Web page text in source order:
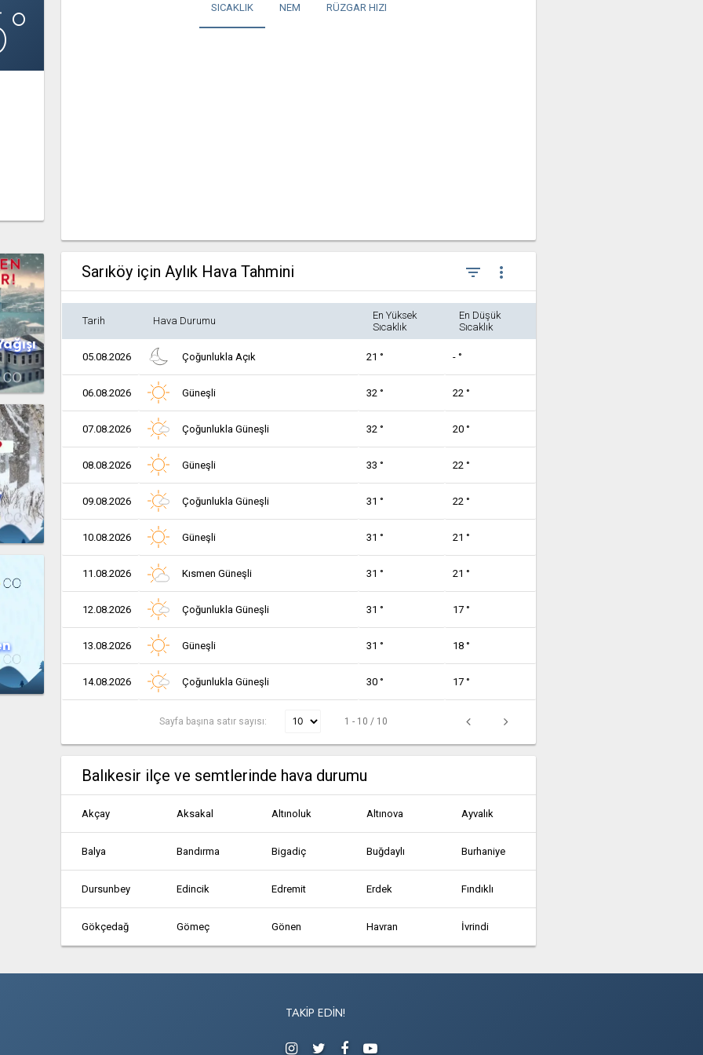
SICAKLIK NEM RÜZGAR HIZI
Sarıköy için Aylık Hava Tahmini filter_list more_vert
Tarih Hava Durumu
En Yüksek
Sıcaklık
En Düşük
Sıcaklık
05.08.2026 Çoğunlukla Açık 21 ° - °
06.08.2026 Güneşli 32 ° 22 °
07.08.2026 Çoğunlukla Güneşli 32 ° 20 °
08.08.2026 Güneşli 33 ° 22 °
09.08.2026 Çoğunlukla Güneşli 31 ° 22 °
10.08.2026 Güneşli 31 ° 21 °
11.08.2026 Kısmen Güneşli 31 ° 21 °
12.08.2026 Çoğunlukla Güneşli 31 ° 17 °
13.08.2026 Güneşli 31 ° 18 °
14.08.2026 Çoğunlukla Güneşli 30 ° 17 °
Sayfa başına satır sayısı: 1 - 10 / 10
Balıkesir ilçe ve semtlerinde hava durumu
Akçay Aksakal Altınoluk Altınova Ayvalık
Balya Bandırma Bigadiç Buğdaylı Burhaniye
Dursunbey Edincik Edremit Erdek Fındıklı
Gökçedağ Gömeç Gönen Havran İvrindi
Türközü
TAKIP EDIN!